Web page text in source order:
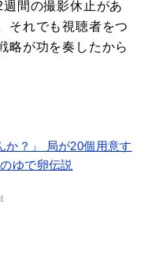
間の撮影休止があ
それでも視聴者をつ
略が功を奏したから
か？」 局が20個用意す
ゆで卵伝説